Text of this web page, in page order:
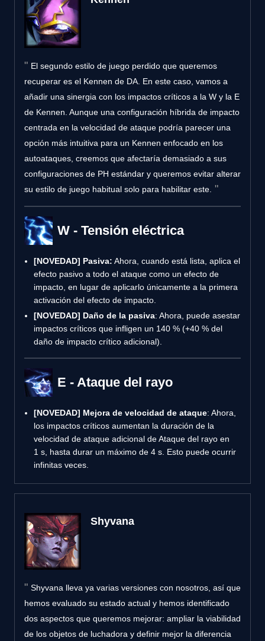
El segundo estilo de juego perdido que queremos
recuperar es el Kennen de DA. En este caso, vamos a
añadir una sinergia con los impactos críticos a la W y la E
de Kennen. Aunque una configuración híbrida de impacto
centrada en la velocidad de ataque podría parecer una
opción más intuitiva para un Kennen enfocado en los
autoataques, creemos que afectaría demasiado a sus
configuraciones de PH estándar y queremos evitar alterar
su estilo de juego habitual solo para habilitar este.
W - Tensión eléctrica
[NOVEDAD] Pasiva: Ahora, cuando está lista, aplica el
efecto pasivo a todo el ataque como un efecto de
impacto, en lugar de aplicarlo únicamente a la primera
activación del efecto de impacto.
[NOVEDAD] Daño de la pasiva: Ahora, puede asestar
impactos críticos que infligen un 140 % (+40 % del
daño de impacto crítico adicional).
E - Ataque del rayo
[NOVEDAD] Mejora de velocidad de ataque: Ahora,
los impactos críticos aumentan la duración de la
velocidad de ataque adicional de Ataque del rayo en
1 s, hasta durar un máximo de 4 s. Esto puede ocurrir
infinitas veces.
Shyvana
Shyvana lleva ya varias versiones con nosotros, así que
hemos evaluado su estado actual y hemos identificado
dos aspectos que queremos mejorar: ampliar la viabilidad
de los objetos de luchadora y definir mejor la diferencia